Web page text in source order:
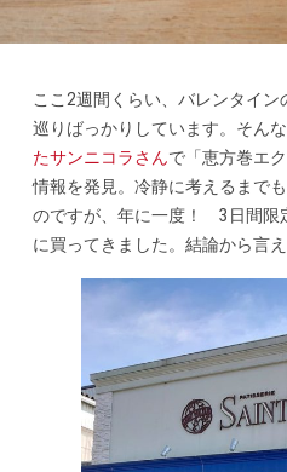
ここ2週間くらい、バレンタイ
巡りばっかりしています。そんな
たサンニコラさんで「恵方巻エ
情報を発見。冷静に考えるまで
のですが、年に一度！ 3日間
に買ってきました。結論から言